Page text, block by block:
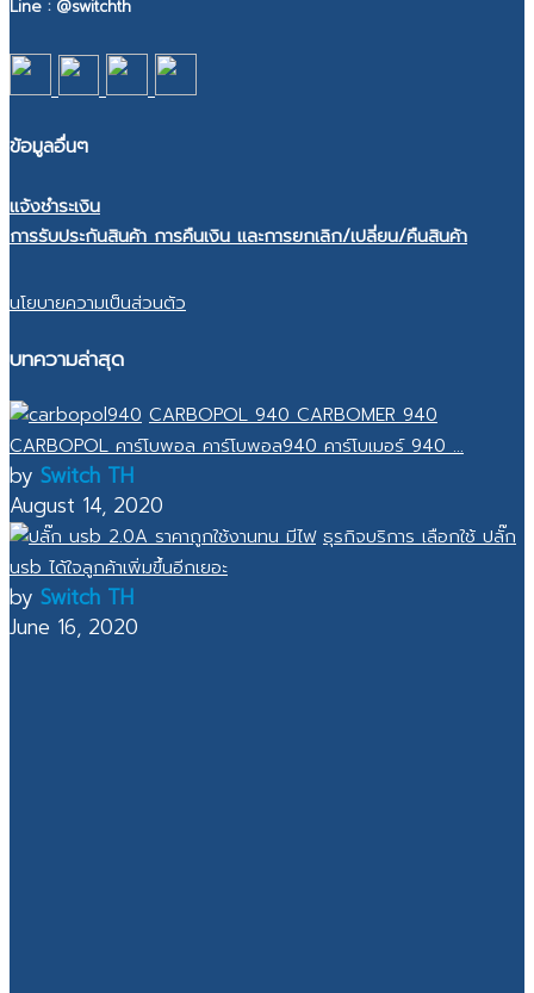
Line : @switchth
ข้อมูลอื่นๆ
แจ้งชำระเงิน
การรับประกันสินค้า การคืนเงิน และการยกเลิก/เปลี่ยน/คืนสินค้า
นโยบายความเป็นส่วนตัว
บทความล่าสุด
CARBOPOL 940 CARBOMER 940
CARBOPOL คาร์โบพอล คาร์โบพอล940 คาร์โบเมอร์ 940 ...
by Switch TH
August 14, 2020
ธุรกิจบริการ เลือกใช้ ปลั๊ก
usb ได้ใจลูกค้าเพิ่มขึ้นอีกเยอะ
by Switch TH
June 16, 2020